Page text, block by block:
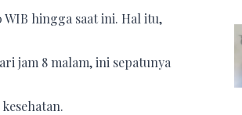
hingga saat ini. Hal itu,
jam 8 malam, ini sepatunya